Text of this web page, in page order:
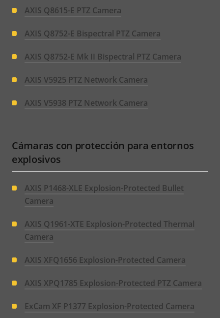
AXIS Q8615-E PTZ Camera
AXIS Q8752-E Bispectral PTZ Camera
AXIS Q8752-E Mk II Bispectral PTZ Camera
AXIS V5925 PTZ Network Camera
AXIS V5938 PTZ Network Camera
Cámaras con protección para entornos
explosivos
AXIS P1468-XLE Explosion-Protected Bullet
Camera
AXIS Q1961-XTE Explosion-Protected Thermal
Camera
AXIS XFQ1656 Explosion-Protected Camera
AXIS XPQ1785 Explosion-Protected PTZ Camera
ExCam XF P1377 Explosion-Protected Camera